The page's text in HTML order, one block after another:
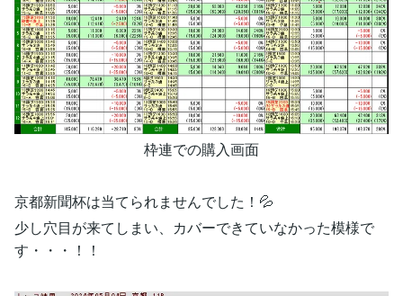
枠連での購入画面
京都新聞杯は当てられませんでした！💦
少し穴目が来てしまい、カバーできていなかった模様で
す・・・！！